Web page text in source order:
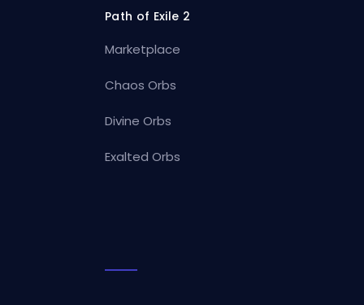
Path of Exile 2
Marketplace
Chaos Orbs
Divine Orbs
Exalted Orbs